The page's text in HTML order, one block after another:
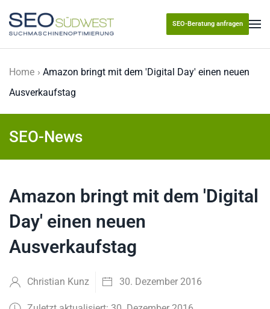
Skip to main content
SEO-Beratung anfragen
Home
Amazon bringt mit dem 'Digital Day' einen neuen
Ausverkaufstag
SEO-News
Amazon bringt mit dem 'Digital
Day' einen neuen
Ausverkaufstag
Christian Kunz 30. Dezember 2016